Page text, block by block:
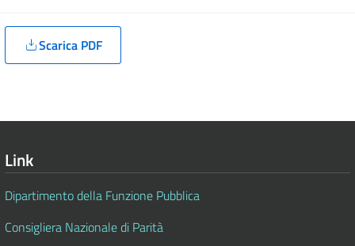
Scarica PDF
Link
Dipartimento della Funzione Pubblica
Consigliera Nazionale di Parità